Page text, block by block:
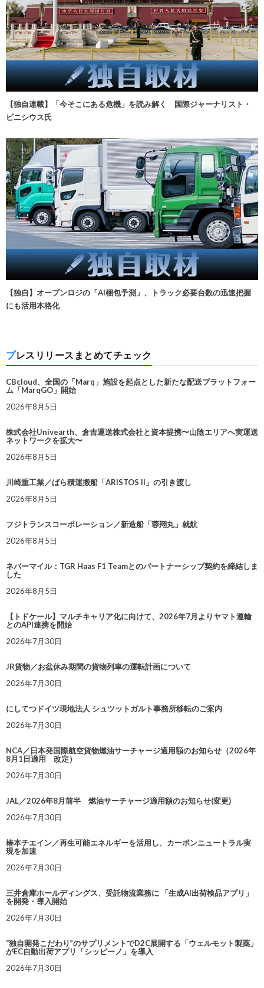
【独自連載】「今そこにある危機」を読み解く 国際ジャーナリスト・
ビニシウス氏
【独自】オープンロジの「AI梱包予測」、トラック必要台数の迅速把握
にも活用本格化
プレスリリースまとめてチェック
CBcloud、全国の「Marq」施設を起点とした新たな配送プラットフォー
ム「MarqGO」開始
2026年8月5日
株式会社Univearth、倉吉運送株式会社と資本提携〜山陰エリアへ実運送
ネットワークを拡大〜
2026年8月5日
川崎重工業／ばら積運搬船「ARISTOS II」の引き渡し
2026年8月5日
フジトランスコーポレーション／新造船「蓉翔丸」就航
2026年8月5日
ネバーマイル：TGR Haas F1 Teamとのパートナーシップ契約を締結しま
した
2026年8月5日
【トドケール】マルチキャリア化に向けて、2026年7月よりヤマト運輸
とのAPI連携を開始
2026年7月30日
JR貨物／お盆休み期間の貨物列車の運転計画について
2026年7月30日
にしてつドイツ現地法人 シュツットガルト事務所移転のご案内
2026年7月30日
NCA／日本発国際航空貨物燃油サーチャージ適用額のお知らせ（2026年
8月1日適用 改定）
2026年7月30日
JAL／2026年8月前半 燃油サーチャージ適用額のお知らせ(変更)
2026年7月30日
椿本チエイン／再生可能エネルギーを活用し、カーボンニュートラル実
現を加速
2026年7月30日
三井倉庫ホールディングス、受託物流業務に 「生成AI出荷検品アプリ」
を開発・導入開始
2026年7月30日
“独自開発こだわり”のサプリメントでD2C展開する「ウェルモット製薬」
がEC自動出荷アプリ「シッピーノ」を導入
2026年7月30日